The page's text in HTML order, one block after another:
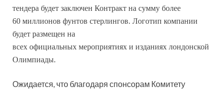
тендера будет заключен Контракт на сумму более
60 миллионов фунтов стерлингов. Логотип компании
будет размещен на
всех официальных мероприятиях и изданиях лондонской
Олимпиады.
Ожидается, что благодаря спонсорам Комитету